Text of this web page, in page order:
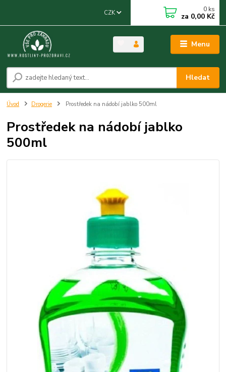
Menu
CZK
Hledat
0 ks
za 0,00 Kč
Úvod Drogerie Prostředek na nádobí jablko 500ml
Prostředek na nádobí jablko
500ml